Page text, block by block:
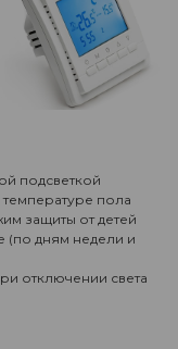
подсветкой
температуре пола
защиты от детей
(по дням недели и
отключении света